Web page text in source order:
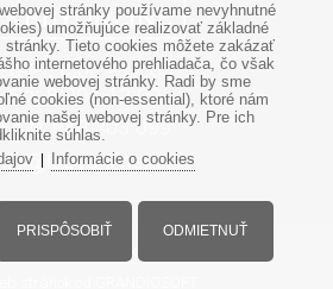
Pi: 8:00 - 17:00
So: 8:00 - 12:00
949303 099
stránky používame nevyhnutné
umožňujúce realizovať základné
stránky. Tieto cookies môžete zakázať
internetového prehliadača, čo však
webovej stránky. Radi by sme
cookies (non-essential), ktoré nám
našej webovej stránky. Pre ich
súhlas.
| Informácie o cookies
PRISPÔSOBIŤ ODMIETNUŤ